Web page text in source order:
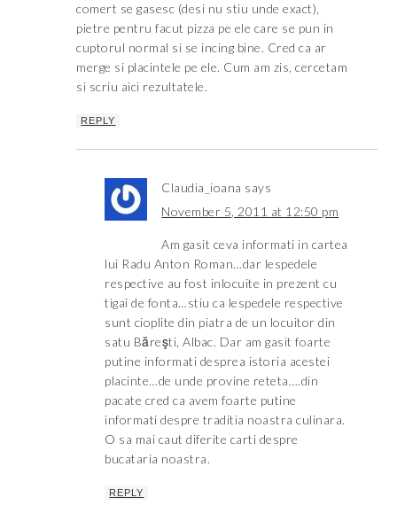
comert se gasesc (desi nu stiu unde exact),
pietre pentru facut pizza pe ele care se pun in
cuptorul normal si se incing bine. Cred ca ar
merge si placintele pe ele. Cum am zis, cercetam
si scriu aici rezultatele.
REPLY
Claudia_ioana says
November 5, 2011 at 12:50 pm
Am gasit ceva informati in cartea
lui Radu Anton Roman…dar lespedele
respective au fost inlocuite in prezent cu
tigai de fonta…stiu ca lespedele respective
sunt cioplite din piatra de un locuitor din
satu Băreşti, Albac. Dar am gasit foarte
putine informati desprea istoria acestei
placinte…de unde provine reteta….din
pacate cred ca avem foarte putine
informati despre traditia noastra culinara.
O sa mai caut diferite carti despre
bucataria noastra.
REPLY